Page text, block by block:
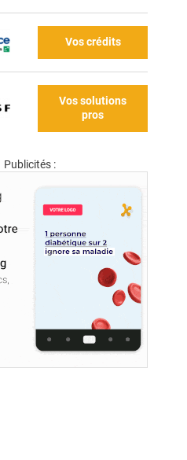
Vos crédits
Vos solutions
pros
Publicités :